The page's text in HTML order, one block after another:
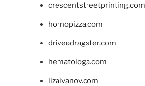
crescentstreetprinting.com
hornopizza.com
driveadragster.com
hematologa.com
lizaivanov.com